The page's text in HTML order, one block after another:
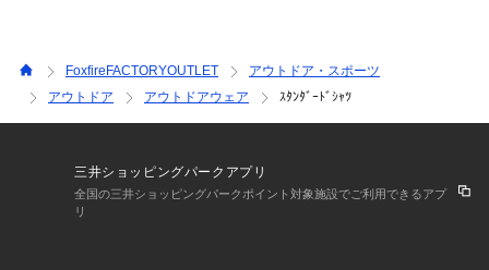
FoxfireFACTORYOUTLET
アウトドア・スポーツ
アウトドア
アウトドアウェア ｽﾀﾝﾀﾞｰﾄﾞｼｬﾂ
三井ショッピングパークアプリ
全国の三井ショッピングパークポイント対象施設でご利用できるアプ
リ